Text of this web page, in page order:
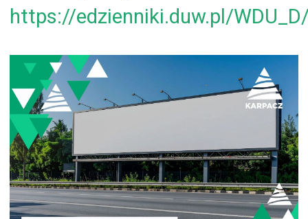
https://edzienniki.duw.pl/